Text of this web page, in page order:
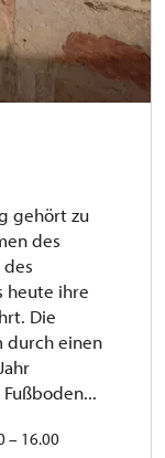
gehört zu
des
heute ihre
Die
durch einen
– 16.00